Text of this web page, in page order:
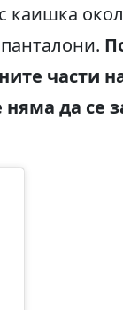
части
да се